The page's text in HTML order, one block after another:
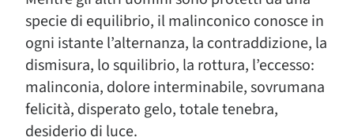
specie di equilibrio, il malinconico conosce in
ogni istante l’alternanza, la contraddizione, la
dismisura, lo squilibrio, la rottura, l’eccesso:
malinconia, dolore interminabile, sovrumana
felicità, disperato gelo, totale tenebra,
desiderio di luce.